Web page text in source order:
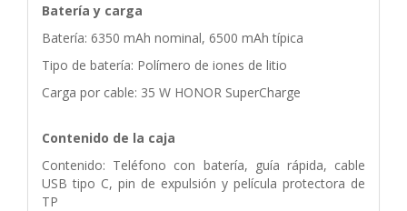
Batería y carga
Batería: 6350 mAh nominal, 6500 mAh típica
Tipo de batería: Polímero de iones de litio
Carga por cable: 35 W HONOR SuperCharge
Contenido de la caja
Contenido: Teléfono con batería, guía rápida, cable
USB tipo C, pin de expulsión y película protectora de
TP